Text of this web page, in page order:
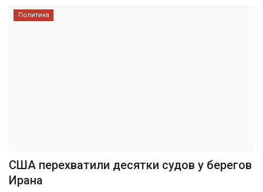
Политика
США перехватили десятки судов у берегов
Ирана